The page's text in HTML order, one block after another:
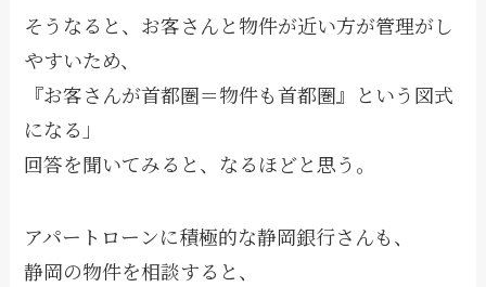
そうなると、お客さんと物件が近い方が管理がし
やすいため、
『お客さんが首都圏＝物件も首都圏』という図式
になる」
回答を聞いてみると、なるほどと思う。
アパートローンに積極的な静岡銀行さんも、
静岡の物件を相談すると、